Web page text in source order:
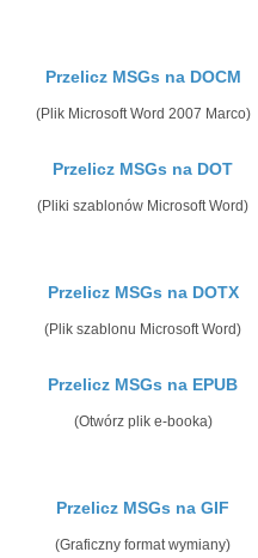
Przelicz MSGs na DOCM
(Plik Microsoft Word 2007 Marco)
Przelicz MSGs na DOT
(Pliki szablonów Microsoft Word)
Przelicz MSGs na DOTX
(Plik szablonu Microsoft Word)
Przelicz MSGs na EPUB
(Otwórz plik e-booka)
Przelicz MSGs na GIF
(Graficzny format wymiany)